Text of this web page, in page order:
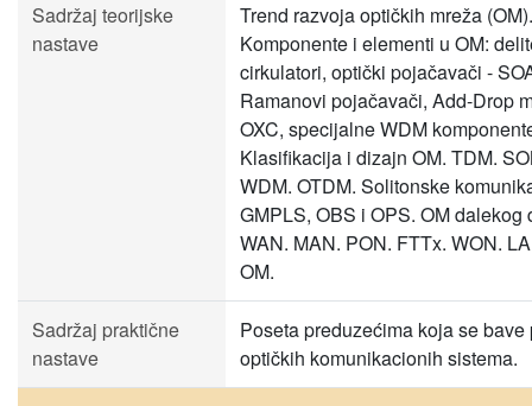
Sadržaj teorijske
nastave
Trend razvoja optičkih mreža (OM).
Komponente i elementi u OM:
cirkulatori, optički pojačavači -
Ramanovi pojačavači, Add-Drop
OXC, specijalne WDM
Klasifikacija i dizajn OM. TDM.
WDM. OTDM. Solitonske
GMPLS, OBS i OPS. OM dalekog
WAN. MAN. PON. FTTx. WON.
OM.
Sadržaj praktične
nastave
Poseta preduzećima koja se
optičkih komunikacionih sistema.